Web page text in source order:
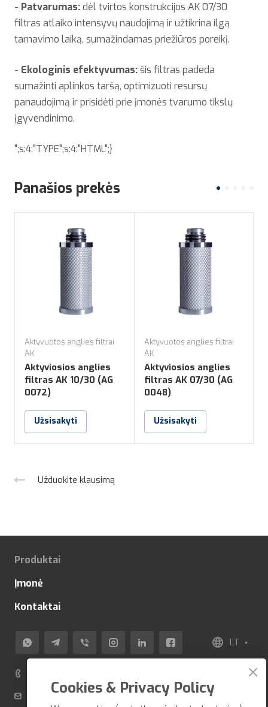
- Patvarumas:dėl tvirtos konstrukcijos AK 07/30
filtras atlaiko intensyvų naudojimą ir užtikrina ilgą
tarnavimo laiką, sumažindamas priežiūros poreikį.
- Ekologinis efektyvumas:šis filtras padeda
sumažinti aplinkos taršą, optimizuoti resursų
panaudojimą ir prisidėti prie įmonės tvarumo tikslų
įgyvendinimo.
";s:4:"TYPE";s:4:"HTML";}
Panašios prekės
Aktyvuotos anglies filtrai
AK
Aktyviosios anglies
filtras AK 10/30 (AG
0072)
Užsisakyti
Aktyvuotos anglies filtrai
AK
Aktyviosios anglies
filtras AK 07/30 (AG
0048)
Užsisakyti
Užduokite klausimą
Produktai
Įmonė
Kontaktai
LT
info@veza-e.lt
Cookies & Privacy Policy